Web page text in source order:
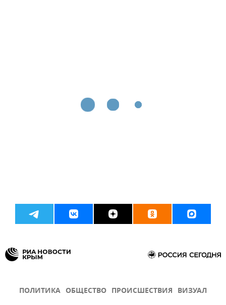
ПОЛИТИКА ОБЩЕСТВО ПРОИСШЕСТВИЯ ВИЗУАЛ